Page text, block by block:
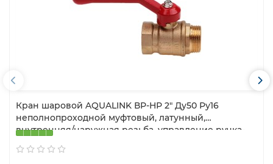
Кран шаровой AQUALINK ВР-НР 2″ Ду50 Ру16
неполнопроходной муфтовый, латунный,
внутренняя/наружная резьба, управление ручка-